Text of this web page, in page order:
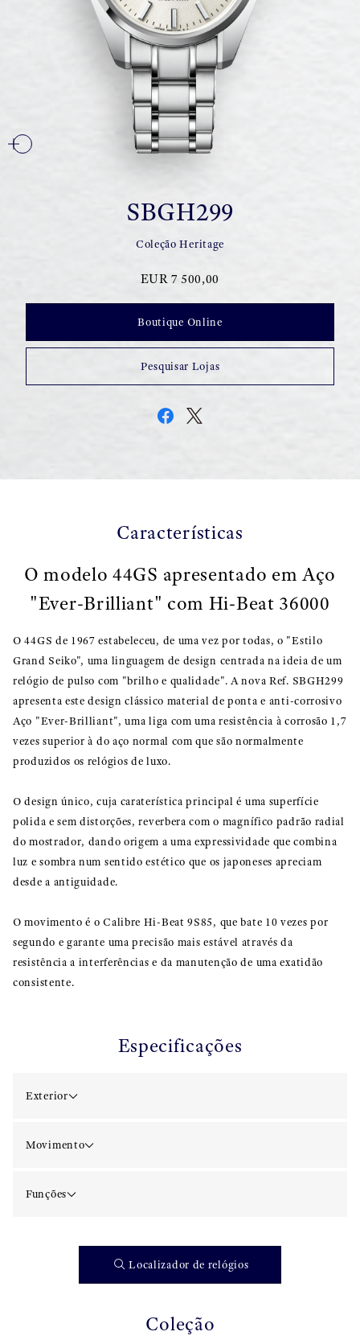
SBGH299
Coleção Heritage
EUR 7 500,00
Boutique Online
Pesquisar Lojas
Características
O modelo 44GS apresentado em Aço
"Ever-Brilliant" com Hi-Beat 36000
O 44GS de 1967 estabeleceu, de uma vez por todas, o "Estilo
Grand Seiko", uma linguagem de design centrada na ideia de um
relógio de pulso com "brilho e qualidade". A nova Ref. SBGH299
apresenta este design clássico material de ponta e anti-corrosivo
Aço "Ever-Brilliant", uma liga com uma resistência à corrosão 1,7
vezes superior à do aço normal com que são normalmente
produzidos os relógios de luxo.
O design único, cuja caraterística principal é uma superfície
polida e sem distorções, reverbera com o magnífico padrão radial
do mostrador, dando origem a uma expressividade que combina
luz e sombra num sentido estético que os japoneses apreciam
desde a antiguidade.
O movimento é o Calibre Hi-Beat 9S85, que bate 10 vezes por
segundo e garante uma precisão mais estável através da
resistência a interferências e da manutenção de uma exatidão
consistente.
Especificações
Exterior
Movimento
Funções
Localizador de relógios
Coleção